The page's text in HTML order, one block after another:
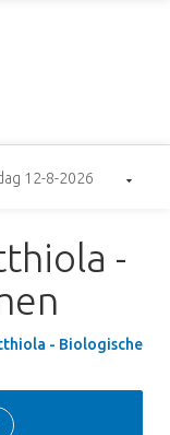
12-8-2026
-
- Biologische